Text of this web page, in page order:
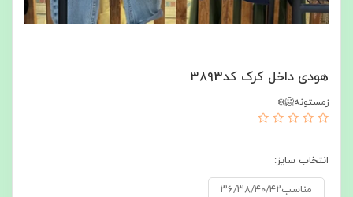
هودی داخل کرک کد۳۸۹3
زمستونه🥶❄️
انتخاب سایز:
مناسب۳۶/۳۸/۴۰/۴۲